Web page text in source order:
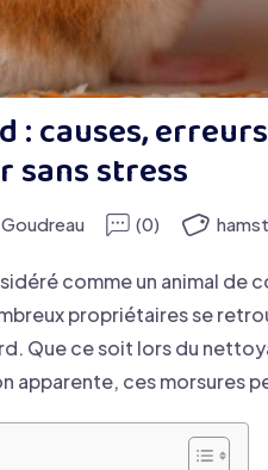
: causes,
sans stress
(0)
comme un animal de
propriétaires se
Que ce soit lors du
apparente, ces morsures